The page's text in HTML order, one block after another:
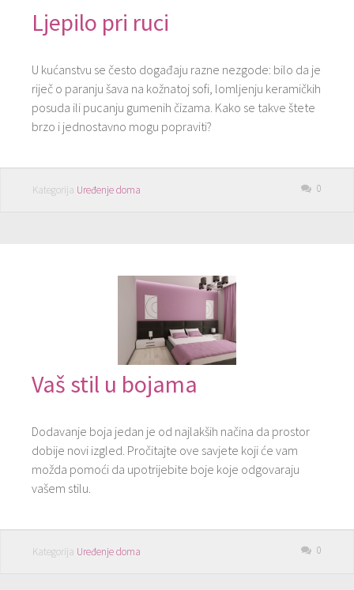
Ljepilo pri ruci
U kućanstvu se često događaju razne nezgode: bilo da je
riječ o paranju šava na kožnatoj sofi, lomljenju keramičkih
posuda ili pucanju gumenih čizama. Kako se takve štete
brzo i jednostavno mogu popraviti?
Kategorija Uređenje doma 0
Vaš stil u bojama
Dodavanje boja jedan je od najlakših načina da prostor
dobije novi izgled. Pročitajte ove savjete koji će vam
možda pomoći da upotrijebite boje koje odgovaraju
vašem stilu.
Kategorija Uređenje doma 0